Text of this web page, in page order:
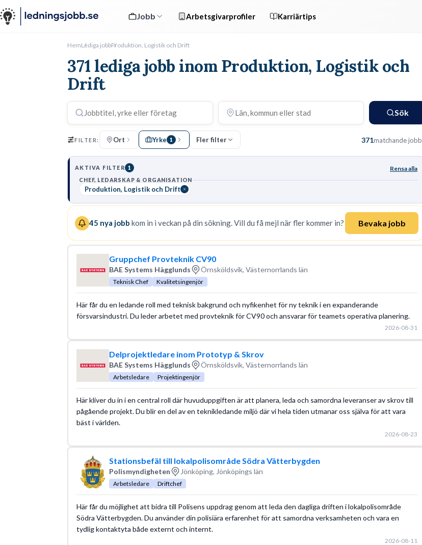
Jobb Arbetsgivarprofiler Karriärtips
HemLediga jobbProduktion, Logistik och Drift
371 lediga jobb inom Produktion, Logistik och
Drift
Sök
FILTER: Ort Yrke 1 Fler filter 371matchande jobb
AKTIVA FILTER 1 Rensa alla
CHEF, LEDARSKAP & ORGANISATION
Produktion, Logistik och Drift
45 nya jobb kom in i veckan på din sökning. Vill du få mejl när fler kommer in? Bevaka jobb
Gruppchef Provteknik CV90
BAE Systems Hägglunds Örnsköldsvik, Västernorrlands län
Teknisk Chef Kvalitetsingenjör
Här får du en ledande roll med teknisk bakgrund och nyfikenhet för ny teknik i en expanderande
försvarsindustri. Du leder arbetet med provteknik för CV90 och ansvarar för teamets operativa planering.
2026-08-31
Delprojektledare inom Prototyp & Skrov
BAE Systems Hägglunds Örnsköldsvik, Västernorrlands län
Arbetsledare Projektingenjör
Här kliver du in i en central roll där huvuduppgiften är att planera, leda och samordna leveranser av skrov till
pågående projekt. Du blir en del av en teknikledande miljö där vi hela tiden utmanar oss själva för att vara
bäst i världen.
2026-08-23
Stationsbefäl till lokalpolisområde Södra Vätterbygden
Polismyndigheten Jönköping, Jönköpings län
Arbetsledare Driftchef
Här får du möjlighet att bidra till Polisens uppdrag genom att leda den dagliga driften i lokalpolisområde
Södra Vätterbygden. Du använder din polisiära erfarenhet för att samordna verksamheten och vara en
tydlig kontaktyta både externt och internt.
2026-08-11